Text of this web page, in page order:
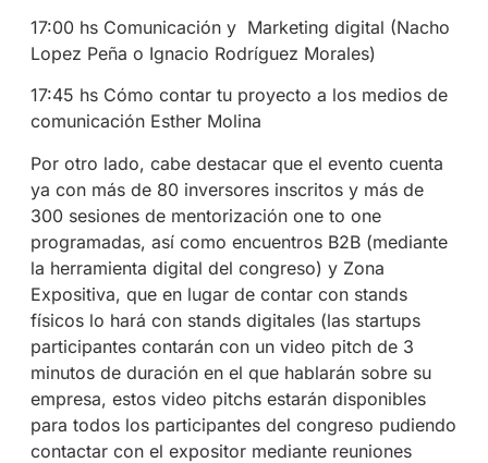
17:00 hs Comunicación y Marketing digital (Nacho
Lopez Peña o Ignacio Rodríguez Morales)
17:45 hs Cómo contar tu proyecto a los medios de
comunicación Esther Molina
Por otro lado, cabe destacar que el evento cuenta
ya con más de 80 inversores inscritos y más de
300 sesiones de mentorización one to one
programadas, así como encuentros B2B (mediante
la herramienta digital del congreso) y Zona
Expositiva, que en lugar de contar con stands
físicos lo hará con stands digitales (las startups
participantes contarán con un video pitch de 3
minutos de duración en el que hablarán sobre su
empresa, estos video pitchs estarán disponibles
para todos los participantes del congreso pudiendo
contactar con el expositor mediante reuniones